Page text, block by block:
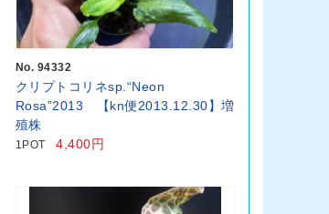
No. 94332
クリプトコリネsp.“Neon
Rosa”2013 【kn便2013.12.30】増
殖株
1POT 4,400円